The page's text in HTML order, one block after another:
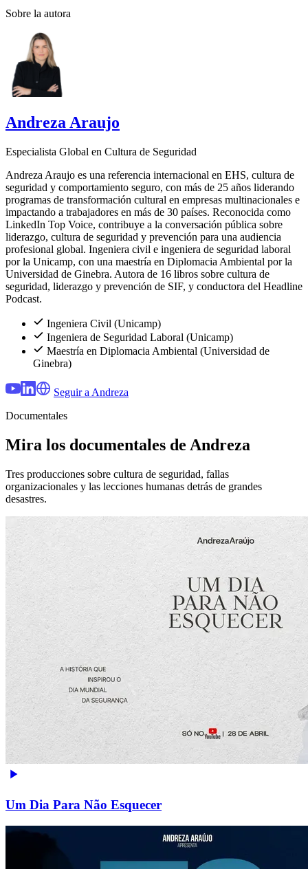
Sobre la autora
Andreza Araujo
Especialista Global en Cultura de Seguridad
Andreza Araujo es una referencia internacional en EHS, cultura de
seguridad y comportamiento seguro, con más de 25 años liderando
programas de transformación cultural en empresas multinacionales e
impactando a trabajadores en más de 30 países. Reconocida como
LinkedIn Top Voice, contribuye a la conversación pública sobre
liderazgo, cultura de seguridad y prevención para una audiencia
profesional global. Ingeniera civil e ingeniera de seguridad laboral
por la Unicamp, con una maestría en Diplomacia Ambiental por la
Universidad de Ginebra. Autora de 16 libros sobre cultura de
seguridad, liderazgo y prevención de SIF, y conductora del Headline
Podcast.
Ingeniera Civil (Unicamp)
Ingeniera de Seguridad Laboral (Unicamp)
Maestría en Diplomacia Ambiental (Universidad de
Ginebra)
Seguir a Andreza
Documentales
Mira los documentales de Andreza
Tres producciones sobre cultura de seguridad, fallas
organizacionales y las lecciones humanas detrás de grandes
desastres.
Um Dia Para Não Esquecer